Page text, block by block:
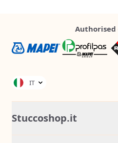
Authorised
IT
Stuccoshop.it